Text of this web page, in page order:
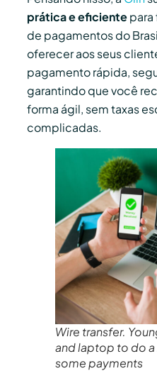
prática e eficiente
de pagamentos do
oferecer aos seus
pagamento rápida,
garantindo que você
forma ágil, sem taxas
complicadas.
Wire transfer.
and laptop to do
some payments